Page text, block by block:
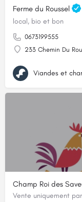
Ferme du Roussel
local, bio et bon
0673199555
233 Chemin Du
Viandes et
Champ Roi des
Vente uniquement